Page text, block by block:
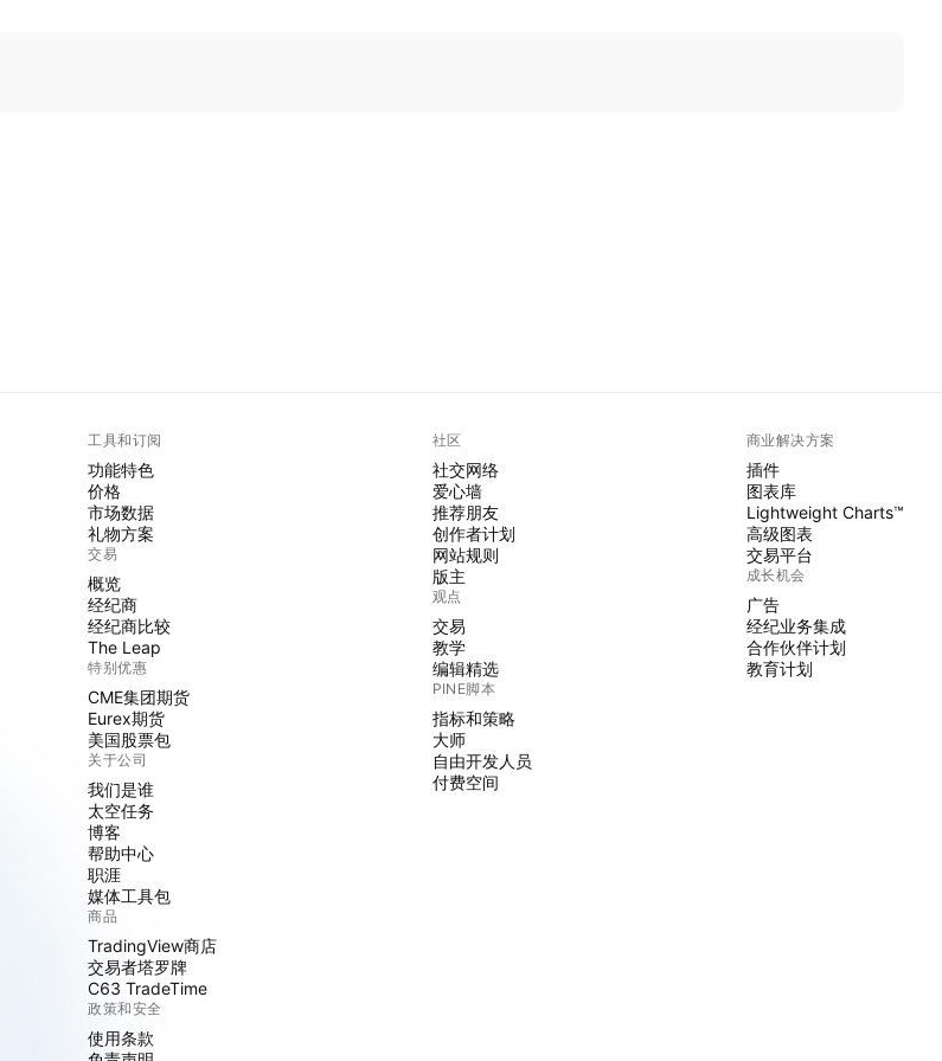
工具和订阅
功能特色
价格
市场数据
礼物方案
交易
概览
经纪商
经纪商比较
The Leap
特别优惠
CME集团期货
Eurex期货
美国股票包
关于公司
我们是谁
太空任务
博客
帮助中心
职涯
媒体工具包
商品
TradingView商店
交易者塔罗牌
C63 TradeTime
政策和安全
使用条款
社区
社交网络
爱心墙
推荐朋友
创作者计划
网站规则
版主
观点
交易
教学
编辑精选
PINE脚本
指标和策略
大师
自由开发人员
付费空间
商业解决方案
插件
图表库
Lightweight Charts™
高级图表
交易平台
成长机会
广告
经纪业务集成
合作伙伴计划
教育计划